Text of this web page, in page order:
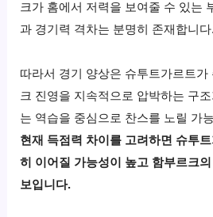
크가 홈에서 저력을 보여줄 수 있는
과 경기력 격차는 분명히 존재합니다.
따라서 경기 양상은 슈투트가르트가
크 진영을 지속적으로 압박하는 구
는 역습을 중심으로 찬스를 노릴 가
현재 득점력 차이를 고려하면 슈투
히 이어질 가능성이 높고 함부르크
보입니다.